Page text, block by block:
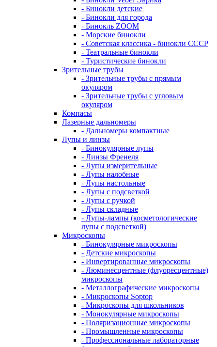
- Бинокли детские
- Бинокли для города
- Бинокль ZOOM
- Морские бинокли
- Советская классика - бинокли СССР
- Театральные бинокли
- Туристические бинокли
Зрительные трубы
- Зрительные трубы с прямым
окуляром
- Зрительные трубы с угловым
окуляром
Компасы
Лазерные дальномеры
- Дальномеры компактные
Лупы и линзы
- Бинокулярные лупы
- Линзы Френеля
- Лупы измерительные
- Лупы налобные
- Лупы настольные
- Лупы с подсветкой
- Лупы с ручкой
- Лупы складные
- Лупы-лампы (косметологические
лупы с подсветкой)
Микроскопы
- Бинокулярные микроскопы
- Детские микроскопы
- Инвертированные микроскопы
- Люминесцентные (флуоресцентные)
микроскопы
- Металлографические микроскопы
- Микроскопы Soptop
- Микроскопы для школьников
- Монокулярные микроскопы
- Поляризационные микроскопы
- Промышленные микроскопы
- Профессиональные лабораторные